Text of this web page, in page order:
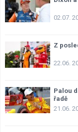
02.07.
Z
22.06.
Palou
řadě
21.06.